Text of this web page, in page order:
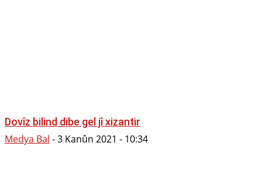
Dovîz bilind dibe gel jî xizantir
Medya Bal -3 Kanûn 2021 - 10:34